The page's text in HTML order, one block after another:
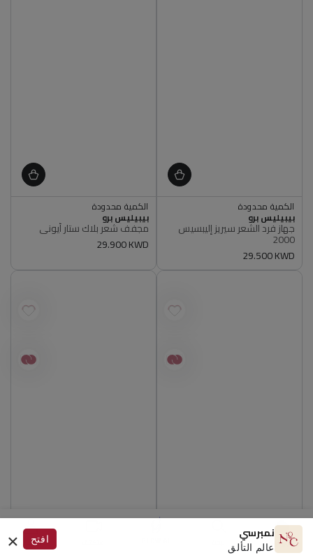
الكمية محدودة
أصلي 100%
الكمية محدودة
أصلي 100%
البائع
بيبيليس برو
جهاز فرد الشعر سيريز إليبسيس
2000
سعر
29.500 KWD
الكمية محدودة
أصلي 100%
الكمية محدودة
أصلي 100%
البائع
بيبيليس برو
مجفف شعر بلاك ستار أيوني
سعر
29.900 KWD
الرئيسية الحساب
نمبرسي
عالم التألق
افتح ×